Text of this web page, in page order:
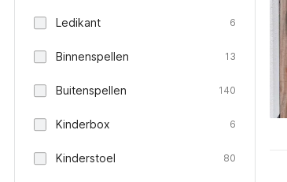
Ledikant 6
Binnenspellen 13
Buitenspellen 140
Kinderbox 6
Kinderstoel 80